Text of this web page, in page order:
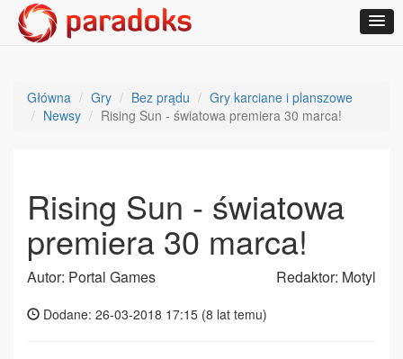
Główna Gry Bez prądu
Gry karciane i planszowe
Newsy
Rising Sun - światowa premiera 30 marca!
Rising Sun - światowa
premiera 30 marca!
Autor: Portal Games Redaktor: Motyl
Dodane: 26-03-2018 17:15 (8 lat temu)